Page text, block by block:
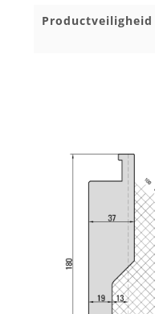
Productveiligheid